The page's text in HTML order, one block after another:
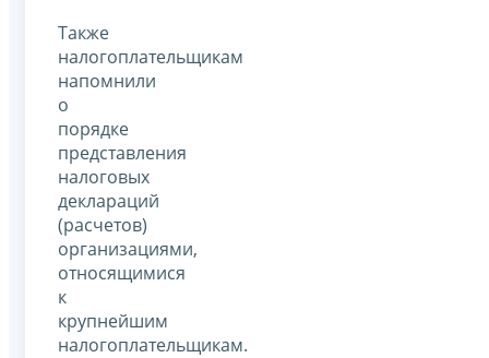
Также
налогоплательщикам
напомнили
о
порядке
представления
налоговых
деклараций
(расчетов)
организациями,
относящимися
к
крупнейшим
налогоплательщикам.